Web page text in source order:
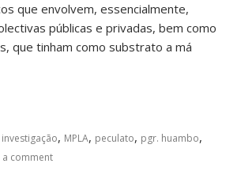
que envolvem, essencialmente,
públicas e privadas, bem como
que tinham como substrato a má
investigação, MPLA, peculato, pgr. huambo,
a comment